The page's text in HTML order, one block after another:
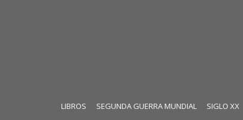
LIBROS SEGUNDA GUERRA MUNDIAL SIGLO XX